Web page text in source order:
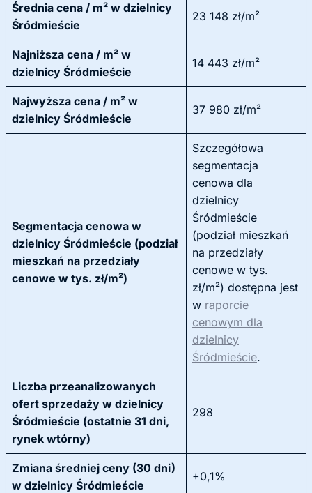
Średnia cena / m² w dzielnicy
Śródmieście
23 148 zł/m²
Najniższa cena / m² w
dzielnicy Śródmieście
14 443 zł/m²
Najwyższa cena / m² w
dzielnicy Śródmieście
37 980 zł/m²
Segmentacja cenowa w
dzielnicy Śródmieście (podział
mieszkań na przedziały
cenowe w tys. zł/m²)
Szczegółowa
segmentacja
cenowa dla
dzielnicy
Śródmieście
(podział mieszkań
na przedziały
cenowe w tys.
zł/m²) dostępna jest
w raporcie
cenowym dla
dzielnicy
Śródmieście.
Liczba przeanalizowanych
ofert sprzedaży w dzielnicy
Śródmieście (ostatnie 31 dni,
rynek wtórny)
298
Zmiana średniej ceny (30 dni)
w dzielnicy Śródmieście
+0,1%